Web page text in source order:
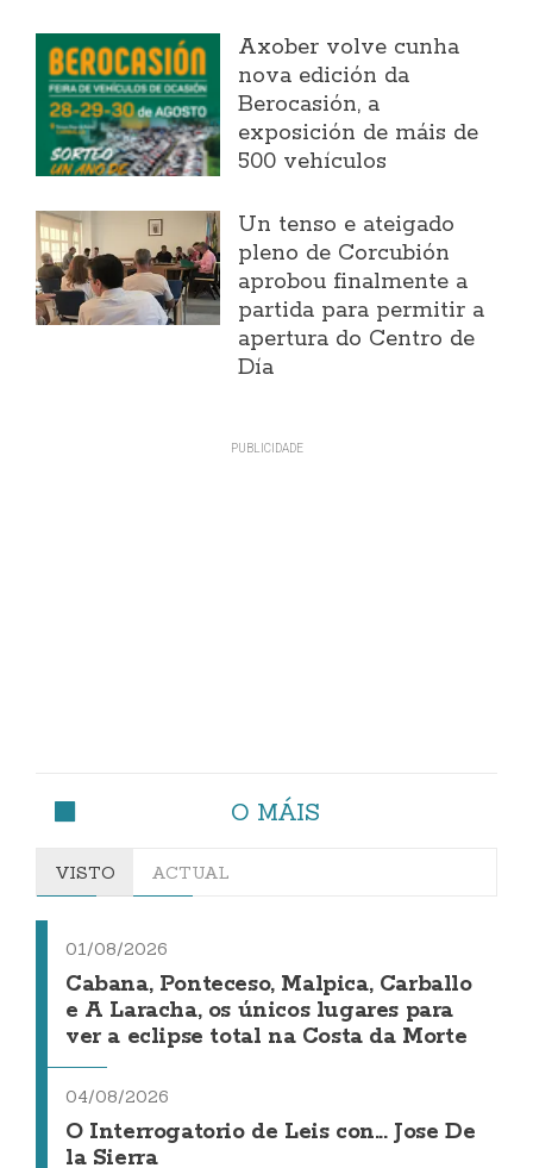
Axober volve cunha
nova edición da
Berocasión, a
exposición de máis de
500 vehículos
Un tenso e ateigado
pleno de Corcubión
aprobou finalmente a
partida para permitir a
apertura do Centro de
Día
O MÁIS
VISTO ACTUAL
01/08/2026
Cabana, Ponteceso, Malpica, Carballo
e A Laracha, os únicos lugares para
ver a eclipse total na Costa da Morte
04/08/2026
O Interrogatorio de Leis con... Jose De
la Sierra